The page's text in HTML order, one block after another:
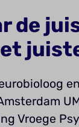
de
Vroege